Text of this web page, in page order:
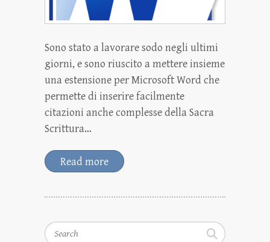
Sono stato a lavorare sodo negli ultimi
giorni, e sono riuscito a mettere insieme
una estensione per Microsoft Word che
permette di inserire facilmente
citazioni anche complesse della Sacra
Scrittura…
Read more
Search